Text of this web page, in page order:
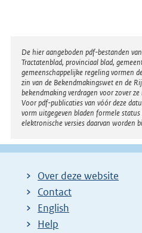
Disclaimer
De hier aangeboden pdf-bestanden
Tractatenblad, provinciaal blad,
gemeenschappelijke regeling vormen
zin van de Bekendmakingswet en de
bekendmaking verdragen voor zover
Voor pdf-publicaties van vóór deze
vorm uitgegeven bladen formele
elektronische versies daarvan worden
Over deze website
Contact
English
Help